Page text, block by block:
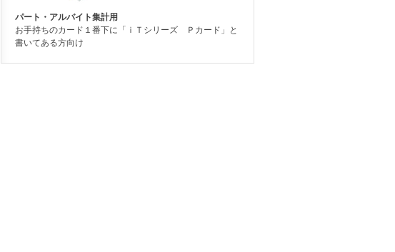
パート・アルバイト集計用
お手持ちのカード１番下に「ｉＴシリーズ Ｐカード」と
書いてある方向け